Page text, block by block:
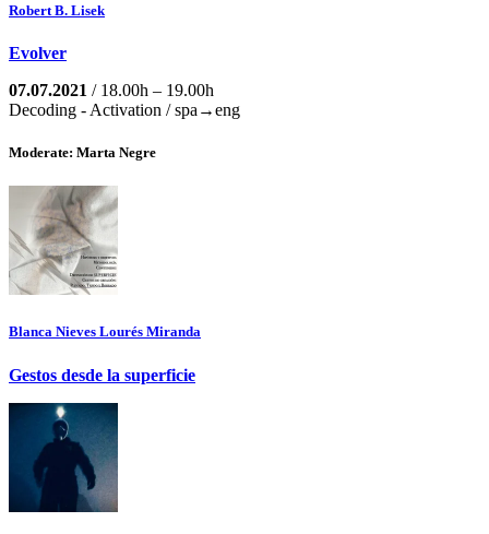
Robert B. Lisek
Evolver
07.07.2021 / 18.00h – 19.00h
Decoding - Activation / spa→eng
Moderate: Marta Negre
Blanca Nieves Lourés Miranda
Gestos desde la superficie